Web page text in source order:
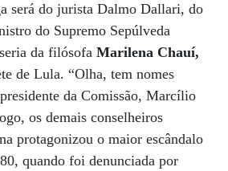
será do jurista Dalmo Dallari, do
do Supremo Sepúlveda
da filósofa Marilena Chauí,
de Lula. “Olha, tem nomes
da Comissão, Marcílio
os demais conselheiros
protagonizou o maior escândalo
quando foi denunciada por